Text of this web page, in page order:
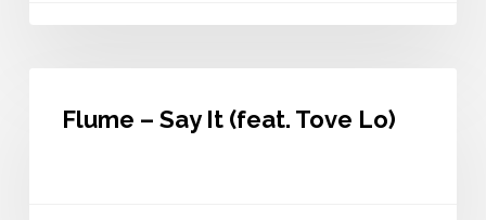
Flume – Say It (feat. Tove Lo)